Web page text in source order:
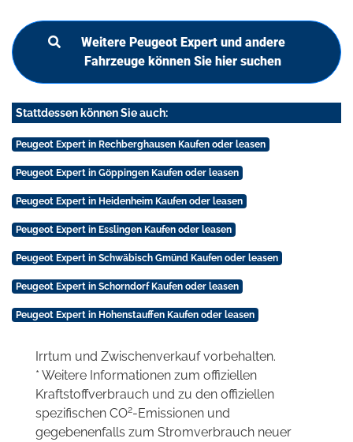
Weitere Peugeot Expert und andere
Fahrzeuge können Sie hier suchen
Stattdessen können Sie auch:
Peugeot Expert in Rechberghausen Kaufen oder leasen
Peugeot Expert in Göppingen Kaufen oder leasen
Peugeot Expert in Heidenheim Kaufen oder leasen
Peugeot Expert in Esslingen Kaufen oder leasen
Peugeot Expert in Schwäbisch Gmünd Kaufen oder leasen
Peugeot Expert in Schorndorf Kaufen oder leasen
Peugeot Expert in Hohenstauffen Kaufen oder leasen
Irrtum und Zwischenverkauf vorbehalten.
* Weitere Informationen zum offiziellen
Kraftstoffverbrauch und zu den offiziellen
spezifischen CO2-Emissionen und
gegebenenfalls zum Stromverbrauch neuer